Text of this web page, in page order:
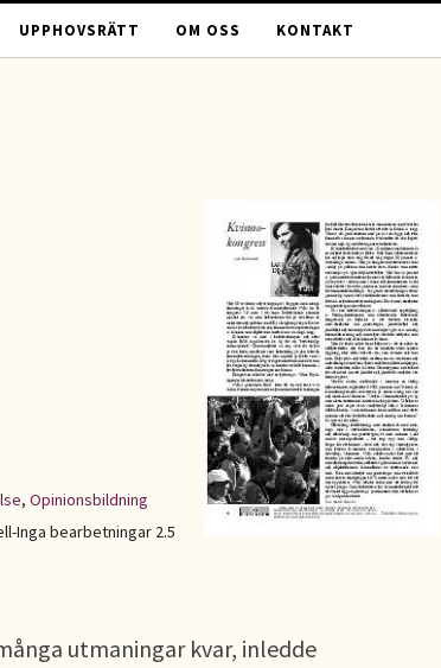
UPPHOVSRÄTT OM OSS KONTAKT
, Opinionsbildning
Inga bearbetningar 2.5
utmaningar kvar, inledde